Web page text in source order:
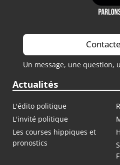
Un message, une question,
Actualités
L'édito politique
L'invité politique
Les courses hippiques et
pronostics